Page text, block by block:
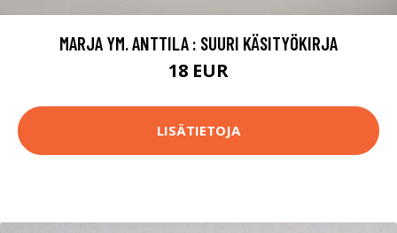
MARJA YM. ANTTILA : SUURI KÄSITYÖKIRJA
18 EUR
LISÄTIETOJA